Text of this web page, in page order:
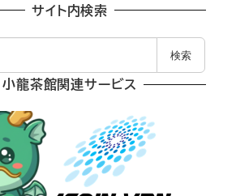
サイト内検索
検索
小龍茶館関連サービス